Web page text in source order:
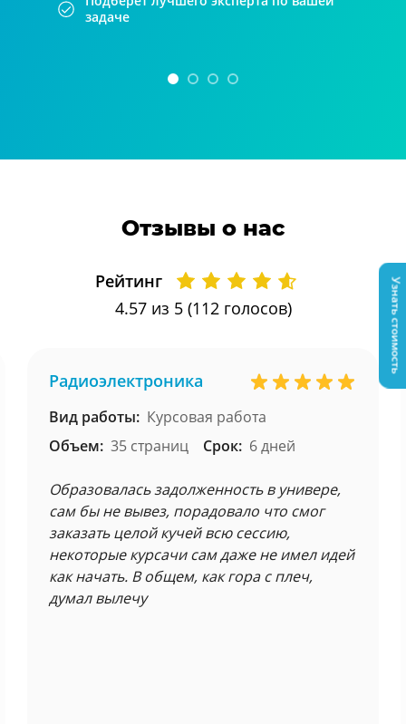
задаче
Отзывы о нас
Рейтинг
4.57из 5 (112 голосов)
Радиоэлектроника
Вид работы: Курсовая работа
Объем: 35 страниц Срок: 6 дней
Образовалась задолженность в универе,
сам бы не вывез, порадовало что смог
заказать целой кучей всю сессию,
некоторые курсачи сам даже не имел идей
как начать. В общем, как гора с плеч,
думал вылечу
Узнать стоимость